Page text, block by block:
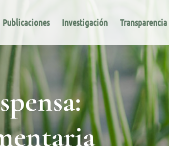
Publicaciones Investigación Transparencia